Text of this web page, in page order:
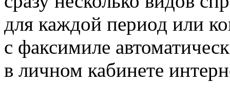
для каждой период или
с факсимиле
в личном кабинете